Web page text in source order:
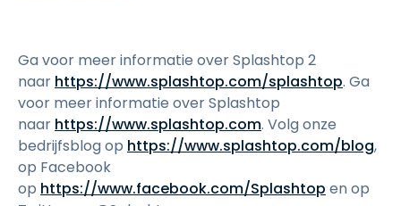
Ga voor meer informatie over Splashtop 2
naar https://www.splashtop.com/splashtop. Ga
voor meer informatie over Splashtop
naar https://www.splashtop.com. Volg onze
bedrijfsblog op https://www.splashtop.com/blog,
op Facebook
op https://www.facebook.com/Splashtop en op